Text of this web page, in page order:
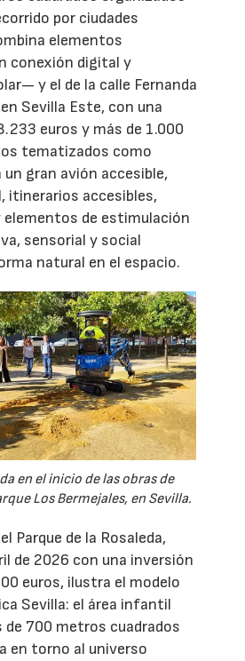
por ciudades
elementos
conexión digital y
y el de la calle Fernanda
Sevilla Este, con una
euros y más de 1.000
tematizados como
gran avión accesible,
itinerarios accesibles,
elementos de estimulación
sensorial y social
natural en el espacio.
en el inicio de las obras de
Los Bermejales, en Sevilla.
Parque de la Rosaleda,
de 2026 con una inversión
euros, ilustra el modelo
Sevilla: el área infantil
de 700 metros cuadrados
en torno al universo